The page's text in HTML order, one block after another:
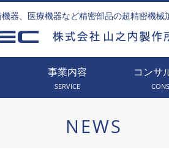
器、医療機器など精密部品の超精密機
事業内容
SERVICE
コンサ
NEWS